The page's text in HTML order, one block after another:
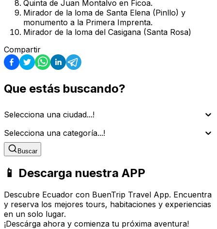
Quinta de Juan Montalvo en Ficoa.
Mirador de la loma de Santa Elena (Pinllo) y
monumento a la Primera Imprenta.
Mirador de la loma del Casigana (Santa Rosa)
Compartir
Que estás buscando?
Selecciona una ciudad...!
Selecciona una categoría...!
Buscar
📱 Descarga nuestra APP
Descubre Ecuador con BuenTrip Travel App. Encuentra
y reserva los mejores tours, habitaciones y experiencias
en un solo lugar.
¡Descárga ahora y comienza tu próxima aventura!